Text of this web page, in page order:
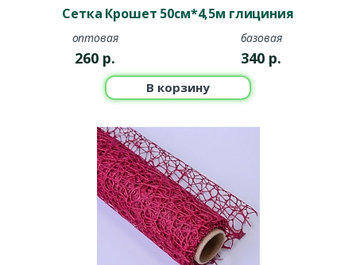
Сетка Крошет 50см*4,5м глициния
оптовая
260 р.
базовая
340 р.
В корзину